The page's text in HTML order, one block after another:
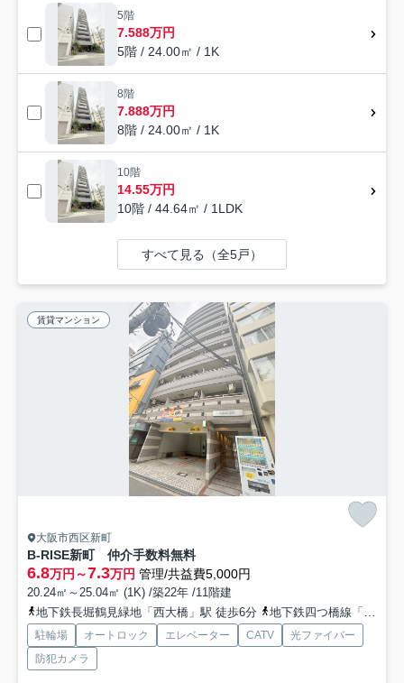
5階
7.588万円
5階 / 24.00㎡ / 1K
8階
7.888万円
8階 / 24.00㎡ / 1K
10階
14.55万円
10階 / 44.64㎡ / 1LDK
すべて見る（全5戸）
賃貸マンション
大阪市西区新町
B-RISE新町 仲介手数料無料
6.8万円～7.3万円 管理/共益費5,000円
20.24㎡～25.04㎡ (1K) /築22年 /11階建
地下鉄長堀鶴見緑地「西大橋」駅 徒歩6分
地下鉄四つ橋線「四ツ橋」駅 徒歩7分
駐輪場 オートロック エレベーター CATV
光ファイバー
防犯カメラ